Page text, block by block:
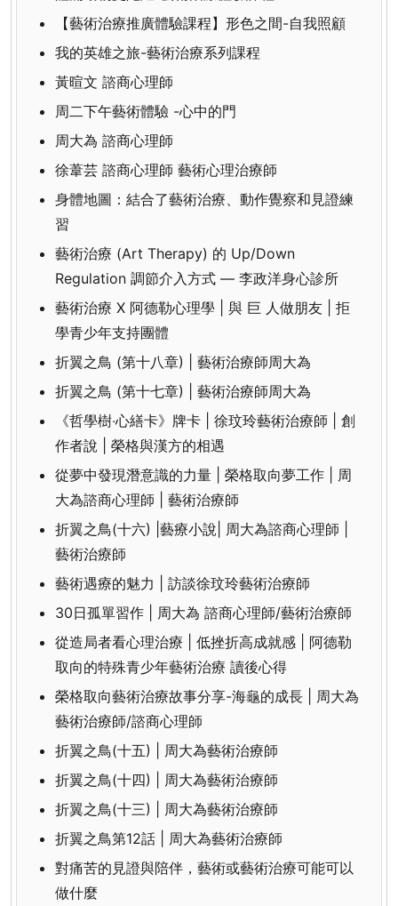
【藝術治療推廣體驗課程】形色之間-自我照顧
我的英雄之旅-藝術治療系列課程
黃暄文 諮商心理師
周二下午藝術體驗 -心中的門
周大為 諮商心理師
徐葦芸 諮商心理師 藝術心理治療師
身體地圖：結合了藝術治療、動作覺察和見證練
習
藝術治療 (Art Therapy) 的 Up/Down
Regulation 調節介入方式 — 李政洋身心診所
藝術治療 X 阿德勒心理學 | 與 巨 人做朋友 | 拒
學青少年支持團體
折翼之鳥 (第十八章) | 藝術治療師周大為
折翼之鳥 (第十七章) | 藝術治療師周大為
《哲學樹‧心繕卡》牌卡 | 徐玟玲藝術治療師 | 創
作者說 | 榮格與漢方的相遇
從夢中發現潛意識的力量 | 榮格取向夢工作 | 周
大為諮商心理師 | 藝術治療師
折翼之鳥(十六) |藝療小說| 周大為諮商心理師 |
藝術治療師
藝術遇療的魅力 | 訪談徐玟玲藝術治療師
30日孤單習作 | 周大為 諮商心理師/藝術治療師
從造局者看心理治療 | 低挫折高成就感 | 阿德勒
取向的特殊青少年藝術治療 讀後心得
榮格取向藝術治療故事分享-海龜的成長 | 周大為
藝術治療師/諮商心理師
折翼之鳥(十五) | 周大為藝術治療師
折翼之鳥(十四) | 周大為藝術治療師
折翼之鳥(十三) | 周大為藝術治療師
折翼之鳥第12話 | 周大為藝術治療師
對痛苦的見證與陪伴，藝術或藝術治療可能可以
做什麼